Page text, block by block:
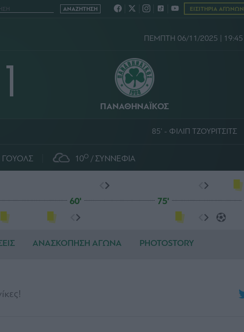
ΕΙΣΙΤΗΡΙΑ ΑΓΩΝΩΝ
ΠΕΜΠΤΗ 06/11/2025 | 19:45
ΠΑΝΑΘΗΝΑΪΚΟΣ
85' - ΦΙΛΙΠ ΤΖΟΥΡΙΤΣΙΤΣ
ΓΟΥΟΛΣ 10O ΣΥΝΝΕΦΙΑ
60' 75'
ΑΝΑΣΚΟΠΗΣΗ ΑΓΩΝΑ PHOTOSTORY